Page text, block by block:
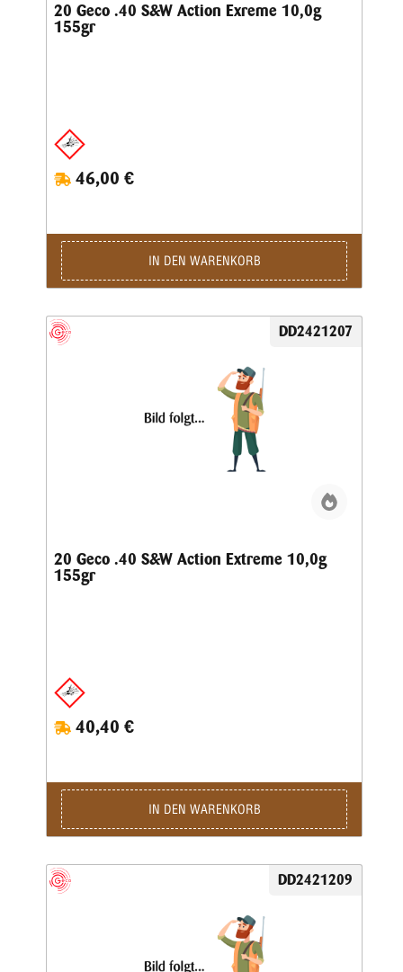
20 Geco .40 S&W Action Exreme 10,0g
155gr
46,00 €
IN DEN WARENKORB
DD2421207
20 Geco .40 S&W Action Extreme 10,0g
155gr
40,40 €
IN DEN WARENKORB
DD2421209